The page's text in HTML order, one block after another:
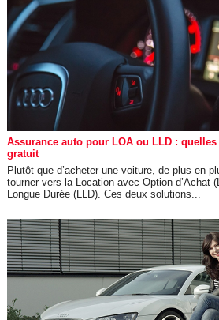
Assurance auto pour LOA ou LLD :
gratuit
Plutôt que d’acheter une voiture, de plus en
tourner vers la Location avec Option d’Achat
Longue Durée (LLD). Ces deux solutions...